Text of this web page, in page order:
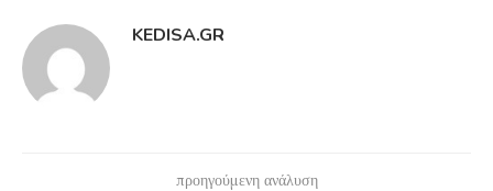
KEDISA.GR
προηγούμενη ανάλυση